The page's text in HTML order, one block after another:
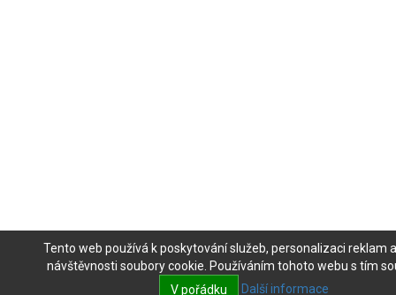
Tento web používá k poskytování služeb, personalizaci reklam
návštěvnosti soubory cookie. Používáním tohoto webu s tím
V pořádku
Další informace